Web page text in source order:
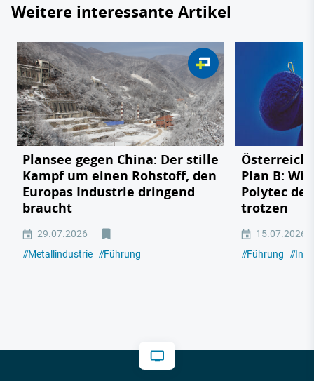
Weitere interessante Artikel
Plansee gegen China: Der stille
Kampf um einen Rohstoff, den
Europas Industrie dringend
braucht
29.07.2026
#Metallindustrie #Führung
Plan B:
Polytec
trotzen
15.07.2026
#Führung #